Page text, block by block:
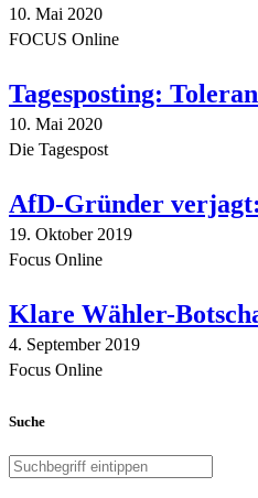
10. Mai 2020
FOCUS Online
Tagesposting:
10. Mai 2020
Die Tagespost
AfD-Gründer
19. Oktober 2019
Focus Online
Klare Wähler-
4. September 2019
Focus Online
Suche